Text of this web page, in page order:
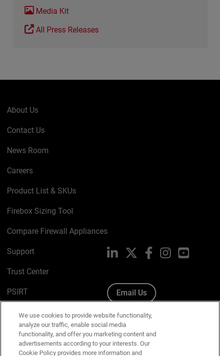
Media Kit
All Press Releases
About Us
Contact Us
News Room
Careers
Product List & SKUs
Firebox Sizing Tool
Compare Firewall Appliances
Support
Trust Center
PSIRT
Cookie Policy
Privacy Policy
Media & Brand Kit
LinkedIn FacebookInstagram
Email Us
We use cookies to provide website functionality,
analyze our traffic, enable social media
functionality, and offer you marketing content and
advertisements according to your interests. Our
Cookie Policy provides more information and